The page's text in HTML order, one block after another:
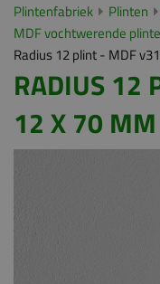
Plintenfabriek Plinten
MDF vochtwerende
Radius 12 plint - MDF
RADIUS 12
12 X 70 MM